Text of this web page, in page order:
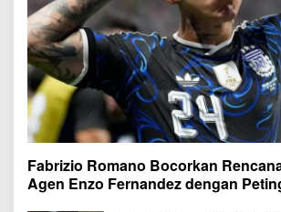
Fabrizio Romano Bocorkan
Agen Enzo Fernandez dengan